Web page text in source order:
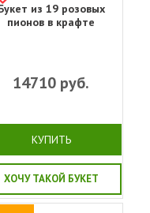
из 19 розовых
пионов в крафте
14710 руб.
КУПИТЬ
ХОЧУ ТАКОЙ БУКЕТ